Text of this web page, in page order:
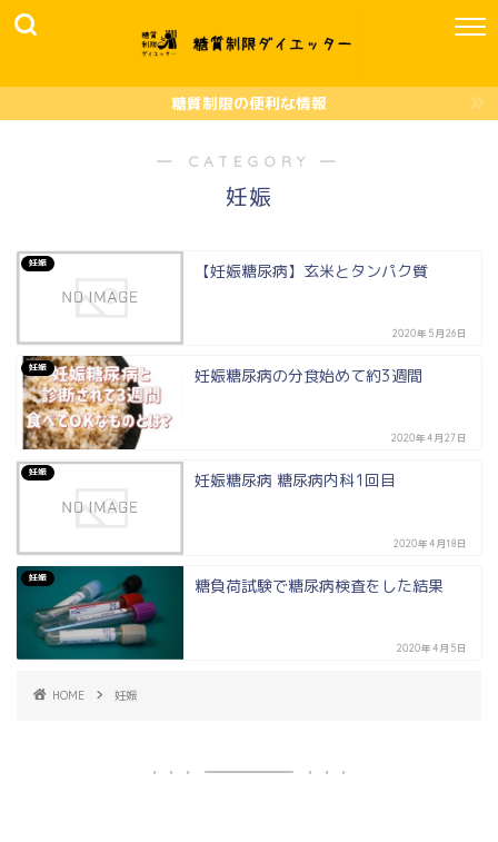
糖質制限の便利な情報
― CATEGORY ―
妊娠
妊娠 【妊娠糖尿病】玄米とタンパク質
2020年5月26日
妊娠 妊娠糖尿病の分食始めて約3週間
2020年4月27日
妊娠 妊娠糖尿病 糖尿病内科1回目
2020年4月18日
妊娠 糖負荷試験で糖尿病検査をした結果
2020年4月5日
HOME 妊娠